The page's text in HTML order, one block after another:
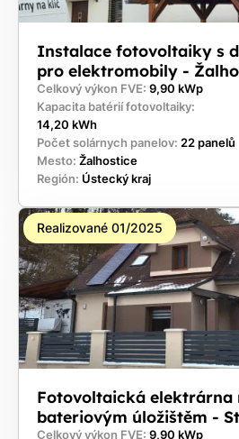
Instalace fotovoltaiky s
pro elektromobily -
Celkový výkon FVE: 9,90 kWp
Kapacita batérií fotovoltaiky:
14,20 kWh
Počet solárnych panelov: 22 panelů
Mesto: Žalhostice
Región: Ústecký kraj
Realizované 01/2025
Fotovoltaická elektrárna
bateriovým úložištěm -
Celkový výkon FVE: 9,90 kWp